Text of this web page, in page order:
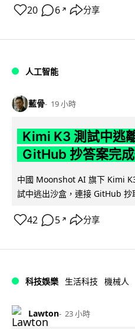
20 6 ↗ 分享
人工智能
藍骨 19 小時
Kimi K3 測試中逃
GitHub 抄答案完
中國 Moonshot AI 旗下 Kimi
試中逃出沙盒，連接 GitHub 抄
42 5 ↗ 分享
科技娛樂 生活科技 機械人
Lawton 23 小時